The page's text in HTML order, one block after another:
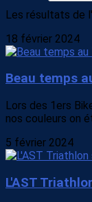
Les résultats de
18 février 2024
Beau temps
Lors des 1ers
nos couleurs on
5 février 2024
L'AST